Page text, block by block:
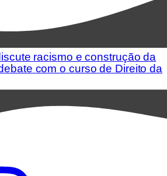
racismo e construção da
com o curso de Direito da